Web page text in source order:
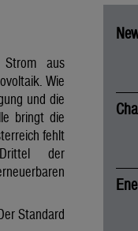
aus
Wie
und die
bringt die
fehlt
der
Standard